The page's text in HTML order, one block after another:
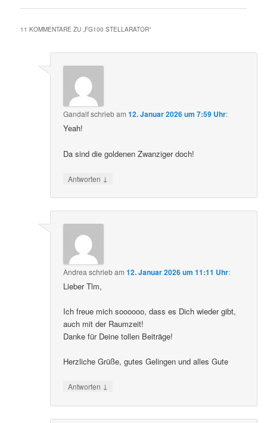
11 KOMMENTARE ZU „FG100 STELLARATOR“
Gandalfschriebam12. Januar 2026 um 7:59 Uhr:
Yeah!
Da sind die goldenen Zwanziger doch!
Antworten ↓
Andrea schriebam12. Januar 2026 um 11:11 Uhr:
Lieber Tlm,
Ich freue mich soooooo, dass es Dich wieder gibt,
auch mit der Raumzeit!
Danke für Deine tollen Beiträge!
Herzliche Grüße, gutes Gelingen und alles Gute
Antworten ↓